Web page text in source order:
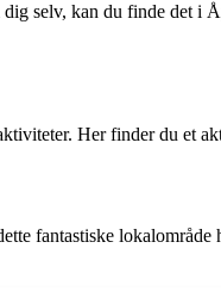
selv, kan du finde det i
Her finder du et
fantastiske